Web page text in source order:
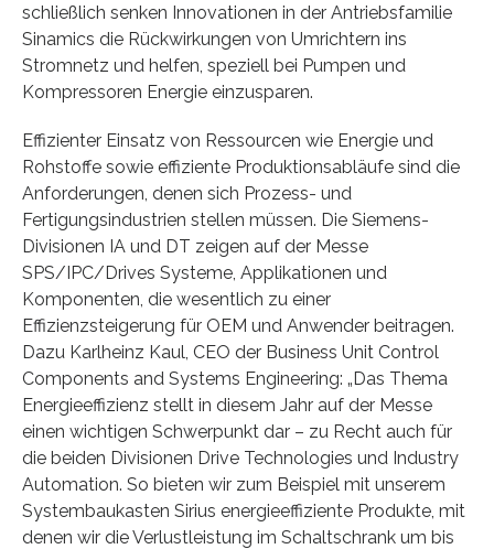
schließlich senken Innovationen in der Antriebsfamilie
Sinamics die Rückwirkungen von Umrichtern ins
Stromnetz und helfen, speziell bei Pumpen und
Kompressoren Energie einzusparen.
Effizienter Einsatz von Ressourcen wie Energie und
Rohstoffe sowie effiziente Produktionsabläufe sind die
Anforderungen, denen sich Prozess- und
Fertigungsindustrien stellen müssen. Die Siemens-
Divisionen IA und DT zeigen auf der Messe
SPS/IPC/Drives Systeme, Applikationen und
Komponenten, die wesentlich zu einer
Effizienzsteigerung für OEM und Anwender beitragen.
Dazu Karlheinz Kaul, CEO der Business Unit Control
Components and Systems Engineering: „Das Thema
Energieeffizienz stellt in diesem Jahr auf der Messe
einen wichtigen Schwerpunkt dar – zu Recht auch für
die beiden Divisionen Drive Technologies und Industry
Automation. So bieten wir zum Beispiel mit unserem
Systembaukasten Sirius energieeffiziente Produkte, mit
denen wir die Verlustleistung im Schaltschrank um bis